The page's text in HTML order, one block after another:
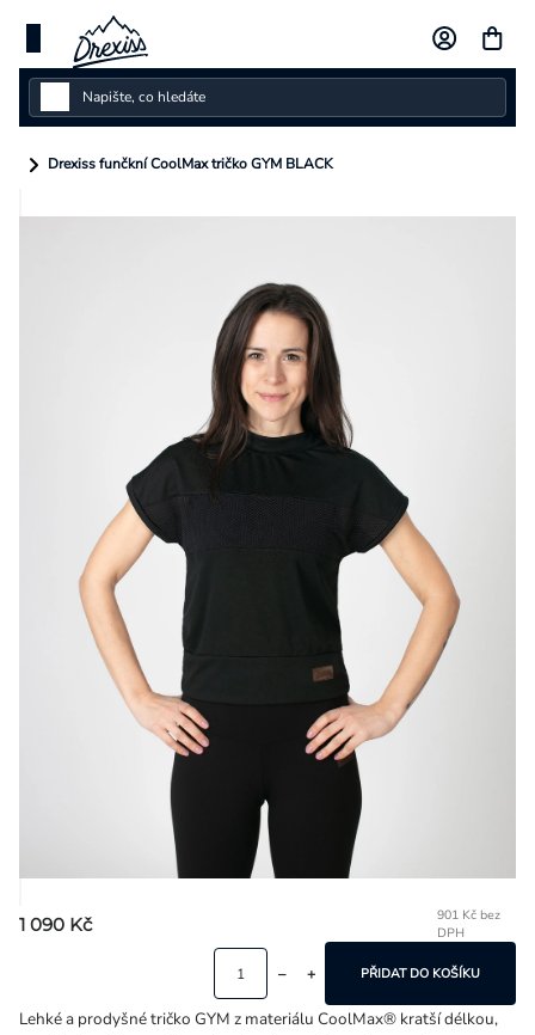
obsah
Dámské
Dětské
Přihlášení
Drexiss funčkní CoolMax tričko GYM BLACK
1 090 Kč
901 Kč bez
DPH
PŘIDAT DO KOŠÍKU
Lehké a prodyšné tričko GYM z materiálu CoolMax® kratší délkou,